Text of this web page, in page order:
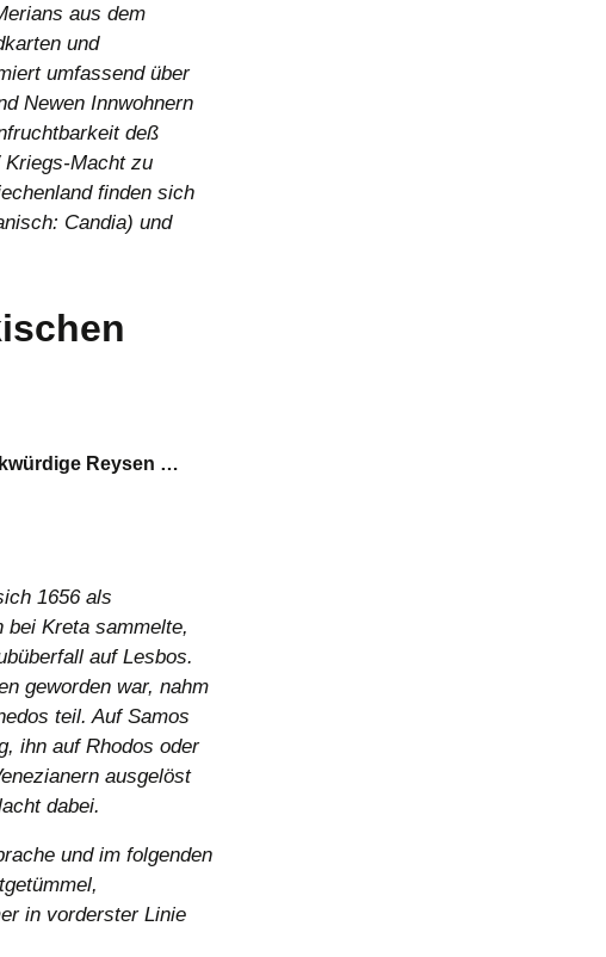
aus dem
und
umfassend über
Newen Innwohnern
deß
Kriegs-Macht zu
finden sich
Candia) und
Reysen …
1656 als
bei Kreta sammelte,
auf Lesbos.
geworden war, nahm
teil. Auf Samos
ihn auf Rhodos oder
ausgelöst
dabei.
und im folgenden
in vorderster Linie